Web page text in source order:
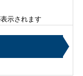
示されます